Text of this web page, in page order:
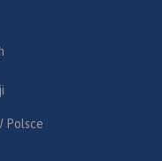
Polsce